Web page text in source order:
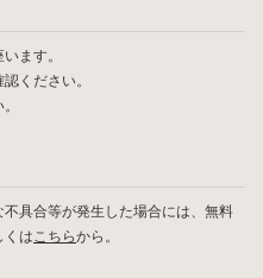
ます。
ください。
具合等が発生した場合には、無料
くはこちらから。